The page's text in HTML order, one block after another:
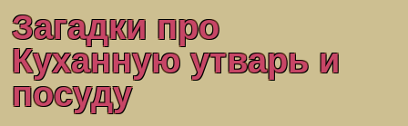
Загадки про
Куханную утварь и
посуду